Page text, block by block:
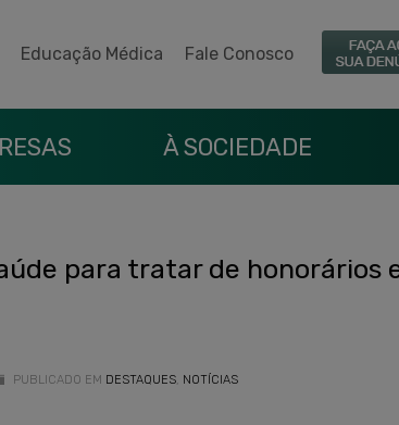
Educação Médica Fale Conosco
À SOCIEDADE
para tratar de honorários
PUBLICADO EM DESTAQUES, NOTÍCIAS